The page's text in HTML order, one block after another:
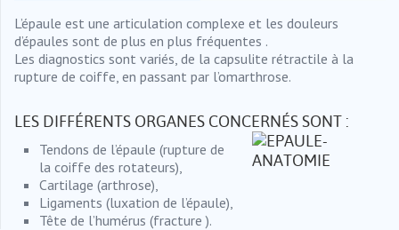
L’épaule est une articulation complexe et les douleurs
d’épaules sont de plus en plus fréquentes .
Les diagnostics sont variés, de la capsulite rétractile à la
rupture de coiffe, en passant par l’omarthrose.
LES DIFFÉRENTS ORGANES CONCERNÉS SONT :
Tendons de l’épaule (rupture de
la coiffe des rotateurs),
Cartilage (arthrose),
Ligaments (luxation de l’épaule),
Tête de l’humérus (fracture ).